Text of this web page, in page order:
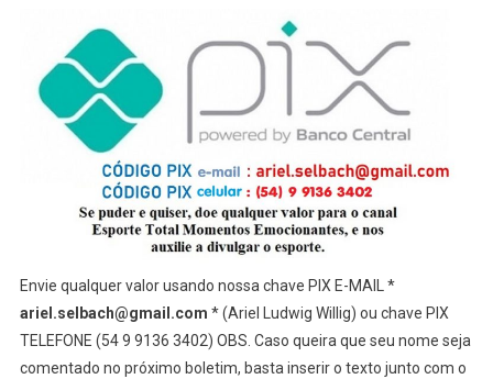
Envie qualquer valor usando nossa chave PIX E-MAIL *
ariel.selbach@gmail.com * (Ariel Ludwig Willig) ou chave PIX
TELEFONE (54 9 9136 3402) OBS. Caso queira que seu nome seja
comentado no próximo boletim, basta inserir o texto junto com o